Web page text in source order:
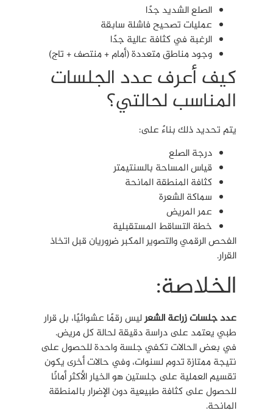
الصلع الشديد جدًا
عمليات تصحيح فاشلة سابقة
الرغبة في كثافة عالية جدًا
وجود مناطق متعددة (أمام + منتصف + تاج)
كيف أعرف عدد الجلسات
المناسب لحالتي؟
يتم تحديد ذلك بناءً على:
درجة الصلع
قياس المساحة بالسنتيمتر
كثافة المنطقة المانحة
سماكة الشعرة
عمر المريض
خطة التساقط المستقبلية
الفحص الرقمي والتصوير المكبر ضروريان قبل اتخاذ
القرار.
الخلاصة:
عدد جلسات زراعة الشعرليس رقمًا عشوائيًا، بل قرار
طبي يعتمد على دراسة دقيقة لحالة كل مريض.
في بعض الحالات تكفي جلسة واحدة للحصول على
نتيجة ممتازة تدوم لسنوات، وفي حالات أخرى يكون
تقسيم العملية على جلستين هو الخيار الأكثر أمانًا
للحصول على كثافة طبيعية دون الإضرار بالمنطقة
المانحة.